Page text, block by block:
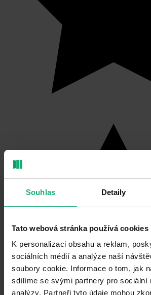
Souhlas Detaily
Tato webová stránka používá cookies
K personalizaci obsahu a reklam,
sociálních médií a analýze naší
soubory cookie. Informace o tom, jak
sdílíme se svými partnery pro sociální
analýzy. Partneři tyto údaje mohou